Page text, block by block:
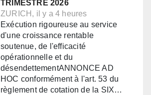
TRIMESTRE 2026
ZURICH, il y a 4 heures
Exécution rigoureuse au service
d'une croissance rentable
soutenue, de l'efficacité
opérationnelle et du
désendettementANNONCE AD
HOC conformément à l'art. 53 du
règlement de cotation de la SIX…